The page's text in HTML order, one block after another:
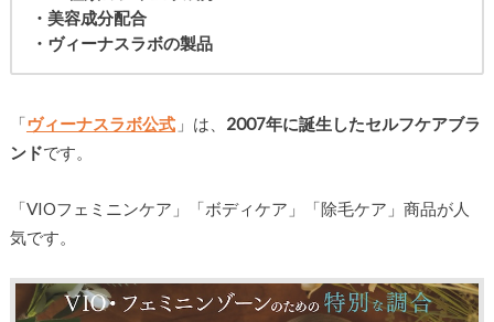
・美容成分配合
・ヴィーナスラボの製品
「ヴィーナスラボ公式 」は、 2007年に誕生したセルフケアブラ
ンドです。
「VIOフェミニンケア」「ボディケア」「除毛ケア」商品が人
気です。